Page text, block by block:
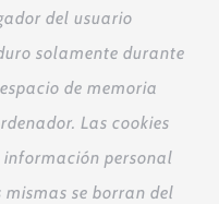
del usuario
solamente durante
de memoria
Las cookies
información personal
se borran del